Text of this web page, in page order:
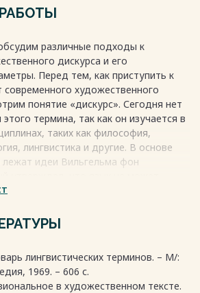
различные подходы к
дискурса и его
Перед тем, как приступить к
современного художественного
понятие «дискурс». Сегодня нет
термина, так как он изучается в
таких как философия,
лингвистика и другие. В основе
лежат идеи Вильгельма фон
а все языковые явления
научных направлений, таких как
после покупки
лингвистических терминов. – М/:
1969. – 606 с.
в художественном тексте.